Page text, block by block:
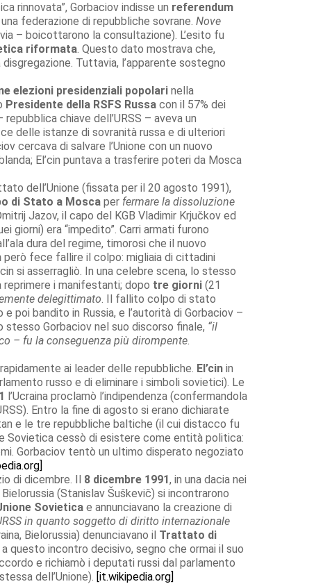
rinnovata”, Gorbaciov indisse un referendum
federazione di repubbliche sovrane. Nove
– boicottarono la consultazione). L’esito fu
riformata. Questo dato mostrava che,
Tuttavia, l’apparente sostegno
elezioni presidenziali popolari nella
Presidente della RSFS Russa con il 57% dei
chiave dell’URSS – aveva un
delle istanze di sovranità russa e di ulteriori
cercava di salvare l’Unione con un nuovo
El’cin puntava a trasferire poteri da Mosca
dell’Unione (fissata per il 20 agosto 1991),
di Stato a Mosca per fermare la dissoluzione
Jazov, il capo del KGB Vladimir Krjučkov ed
giorni) era “impedito”. Carri armati furono
dura del regime, timorosi che il nuovo
però fece fallire il colpo: migliaia di cittadini
si asserragliò. In una celebre scena, lo stesso
reprimere i manifestanti; dopo tre giorni (21
delegittimato. Il fallito colpo di stato
poi bandito in Russia, e l’autorità di Gorbaciov –
Gorbaciov nel suo discorso finale, “il
– fu la conseguenza più dirompente.
ai leader delle repubbliche. El’cin in
russo e di eliminare i simboli sovietici). Le
l’Ucraina proclamò l’indipendenza (confermandola
Entro la fine di agosto si erano dichiarate
e le tre repubbliche baltiche (il cui distacco fu
Sovietica cessò di esistere come entità politica:
Gorbaciov tentò un ultimo disperato negoziato
di dicembre. Il 8 dicembre 1991, in una dacia nei
(Stanislav Šuškevič) si incontrarono
Sovietica e annunciavano la creazione di
in quanto soggetto di diritto internazionale
Bielorussia) denunciavano il Trattato di
questo incontro decisivo, segno che ormai il suo
e richiamò i deputati russi dal parlamento
dell’Unione). [it.wikipedia.org]